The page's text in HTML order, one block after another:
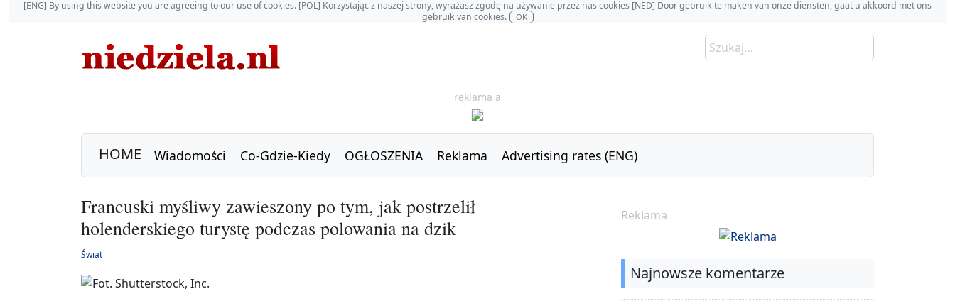
[ENG] By using this website you are agreeing to our use of cookies. [POL] Korzystając z naszej strony, wyrażasz zgodę na używanie przez nas cookies [NED] Door gebruik te maken van onze diensten, gaat u akkoord met ons
gebruik van cookies.
OK
reklama a
HOME Wiadomości Co-Gdzie-Kiedy OGŁOSZENIA Reklama Advertising rates (ENG)
Francuski myśliwy zawieszony po tym, jak postrzelił
holenderskiego turystę podczas polowania na dzik
Świat
Reklama
Najnowsze komentarze